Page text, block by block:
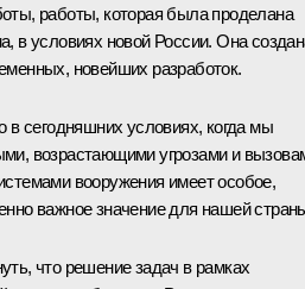
работы, которая была проделана
в условиях новой России. Она
новейших разработок.
в сегодняшних условиях, когда мы
возрастающими угрозами и
вооружения имеет особое,
важное значение для нашей
что решение задач в рамках